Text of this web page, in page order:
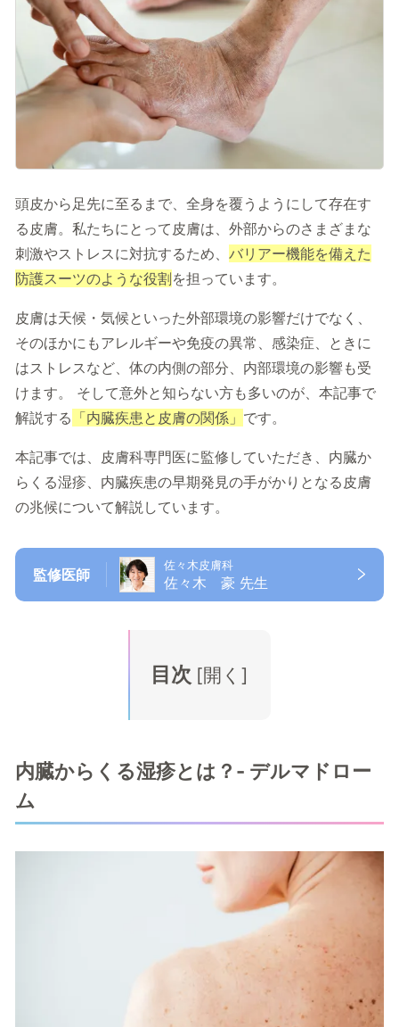
症状に関する記事
病気に関する記事
監修医師一覧
開院情報一覧
運営情報
運営会社／会社概要
プライバシーポリシー
サイトポリシー
頭皮から足先に至るまで、全身を覆うようにして存在す
る皮膚。私たちにとって皮膚は、外部からのさまざまな
刺激やストレスに対抗するため、 バリアー機能を備えた
防護スーツのような役割を担っています。
皮膚は天候・気候といった外部環境の影響だけでなく、
そのほかにもアレルギーや免疫の異常、感染症、ときに
はストレスなど、体の内側の部分、内部環境の影響も受
けます。 そして意外と知らない方も多いのが、本記事で
解説する 「内臓疾患と皮膚の関係」 です。
本記事では、皮膚科専門医に監修していただき、内臓か
らくる湿疹、内臓疾患の早期発見の手がかりとなる皮膚
の兆候について解説しています。
監修医師
佐々木皮膚科
佐々木 豪 先生
目次 [開く ]
内臓からくる湿疹とは？- デルマドロー
ム